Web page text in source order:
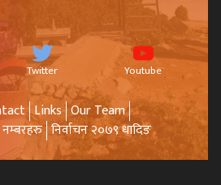
Twitter Youtube
Links Our Team
निर्वाचन २०७९ धादिङ